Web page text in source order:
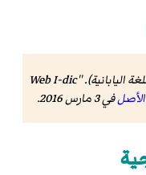
(باللغة اليابانية). 'Web I-dic'
الأصلفي 3 مارس 2016 .